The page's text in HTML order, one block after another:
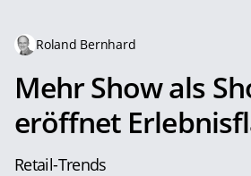
Roland Bernhard
Mehr Show als
eröffnet
Retail-Trends